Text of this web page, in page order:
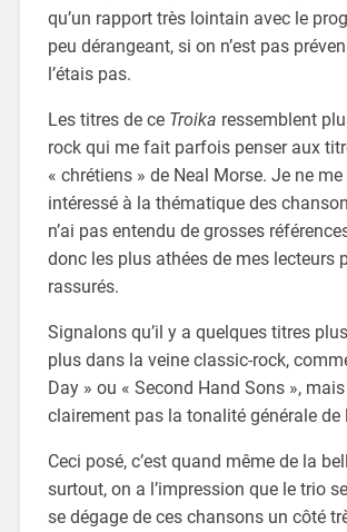
qu’un rapport très lointain avec le
peu dérangeant, si on n’est pas
l’étais pas.
Les titres de ce Troika ressemblent
rock qui me fait parfois penser aux
« chrétiens » de Neal Morse. Je ne
intéressé à la thématique des
n’ai pas entendu de grosses
donc les plus athées de mes lecteurs
rassurés.
Signalons qu’il y a quelques titres
plus dans la veine classic-rock,
Day » ou « Second Hand Sons », mais
clairement pas la tonalité générale de
Ceci posé, c’est quand même de la
surtout, on a l’impression que le trio
se dégage de ces chansons un côté